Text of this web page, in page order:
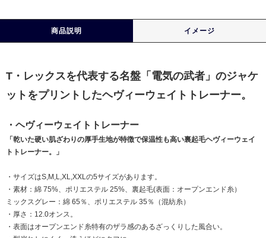
商品説明 イメージ
T・レックスを代表する名盤「電気の武者」のジャケ
ットをプリントしたヘヴィーウェイトトレーナー。
・ヘヴィーウェイトトレーナー
「乾いた硬い肌ざわりの厚手生地が特徴で保温性も高い裏起毛ヘヴィーウェイ
トトレーナー。」
・サイズはS,M,L,XL,XXLの5サイズがあります。
・素材：綿 75%、ポリエステル 25%、裏起毛(表面：オープンエンド糸）
ミックスグレー：綿 65％、ポリエステル 35％（混紡糸）
・厚さ：12.0オンス。
・表面はオープンエンド糸特有のザラ感のあるざっくりした風合い。